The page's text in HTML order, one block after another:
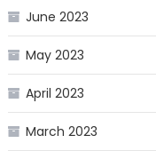
June 2023
May 2023
April 2023
March 2023